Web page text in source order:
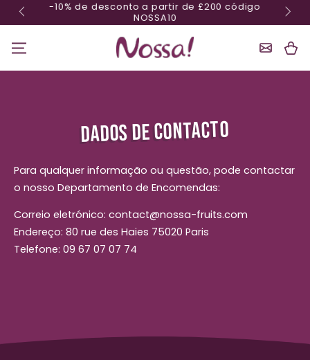
Ignorar conteúdo
-10% de desconto a partir de £200 código
NOSSA10
Cesta
DADOS DE CONTACTO
Para qualquer informação ou questão, pode contactar
o nosso Departamento de Encomendas:
Correio eletrónico: contact@nossa-fruits.com
Endereço: 80 rue des Haies 75020 Paris
Telefone: 09 67 07 07 74